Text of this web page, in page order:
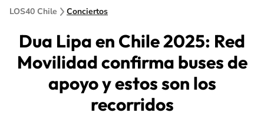
LOS40 Chile Conciertos
Dua Lipa en Chile 2025: Red
Movilidad confirma buses de
apoyo y estos son los
recorridos